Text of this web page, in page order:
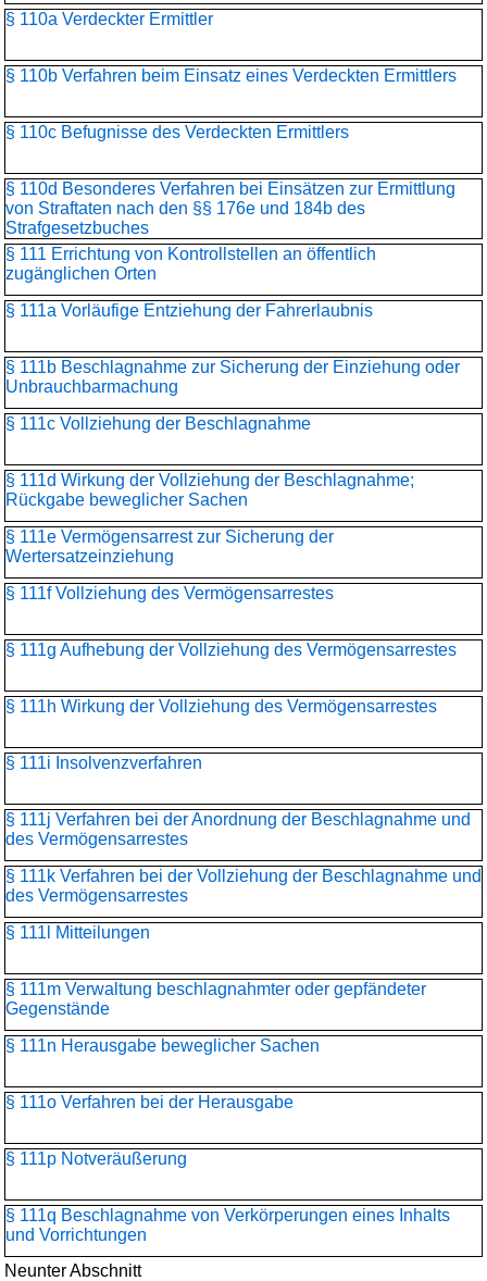
§ 110a Verdeckter Ermittler
§ 110b Verfahren beim Einsatz eines Verdeckten Ermittlers
§ 110c Befugnisse des Verdeckten Ermittlers
§ 110d Besonderes Verfahren bei Einsätzen zur Ermittlung
von Straftaten nach den §§ 176e und 184b des
Strafgesetzbuches
§ 111 Errichtung von Kontrollstellen an öffentlich
zugänglichen Orten
§ 111a Vorläufige Entziehung der Fahrerlaubnis
§ 111b Beschlagnahme zur Sicherung der Einziehung oder
Unbrauchbarmachung
§ 111c Vollziehung der Beschlagnahme
§ 111d Wirkung der Vollziehung der Beschlagnahme;
Rückgabe beweglicher Sachen
§ 111e Vermögensarrest zur Sicherung der
Wertersatzeinziehung
§ 111f Vollziehung des Vermögensarrestes
§ 111g Aufhebung der Vollziehung des Vermögensarrestes
§ 111h Wirkung der Vollziehung des Vermögensarrestes
§ 111i Insolvenzverfahren
§ 111j Verfahren bei der Anordnung der Beschlagnahme und
des Vermögensarrestes
§ 111k Verfahren bei der Vollziehung der Beschlagnahme und
des Vermögensarrestes
§ 111l Mitteilungen
§ 111m Verwaltung beschlagnahmter oder gepfändeter
Gegenstände
§ 111n Herausgabe beweglicher Sachen
§ 111o Verfahren bei der Herausgabe
§ 111p Notveräußerung
§ 111q Beschlagnahme von Verkörperungen eines Inhalts
und Vorrichtungen
Neunter Abschnitt